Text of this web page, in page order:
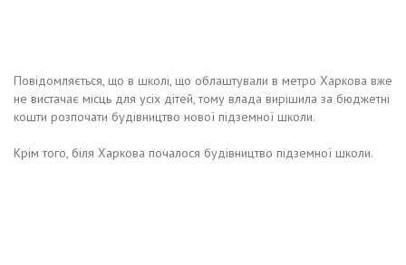
Повідомляється, що в школі, що облаштували в метро Харкова вже
не вистачає місць для усіх дітей, тому влада вирішила за бюджетні
кошти розпочати будівництво нової підземної школи.
Крім того, біля Харкова почалося будівництво підземної школи.